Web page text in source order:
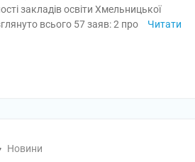
закладів освіти Хмельницької
всього 57 заяв: 2 про
Читати
Новини